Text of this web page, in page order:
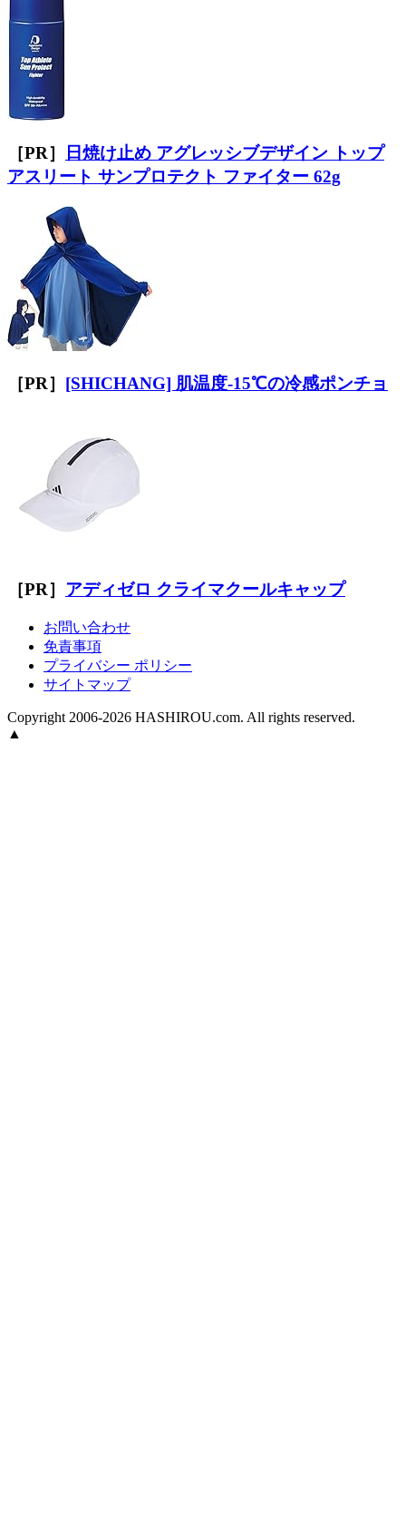
［PR］
日焼け止め アグレッシブデザイン トップ
アスリート サンプロテクト ファイター 62g
［PR］ [SHICHANG] 肌温度-15℃の冷感ポンチョ
［PR］ アディゼロ クライマクールキャップ
お問い合わせ
免責事項
プライバシー ポリシー
サイトマップ
Copyright 2006-2026 HASHIROU.com. All rights reserved.
▲